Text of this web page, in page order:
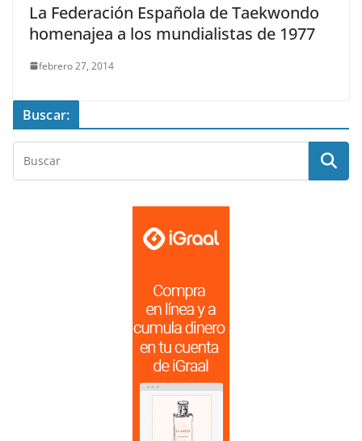
La Federación Española de Taekwondo
homenajea a los mundialistas de 1977
febrero 27, 2014
Buscar: